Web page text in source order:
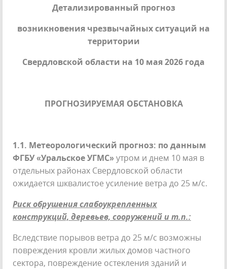
Детализированный прогноз
возникновения чрезвычайных ситуаций на
территории
Свердловской области на 10 мая 2026 года
ПРОГНОЗИРУЕМАЯ ОБСТАНОВКА
1.1. Метеорологический прогноз: по данным
ФГБУ «Уральское УГМС» утром и днем 10 мая в
отдельных районах Свердловской области
ожидается шквалистое усиление ветра до 25 м/с.
Риск обрушения слабоукрепленных
конструкций, деревьев, сооружений и т.п.:
Вследствие порывов ветра до 25 м/с возможны
повреждения кровли жилых домов частного
сектора, повреждение остекления зданий и